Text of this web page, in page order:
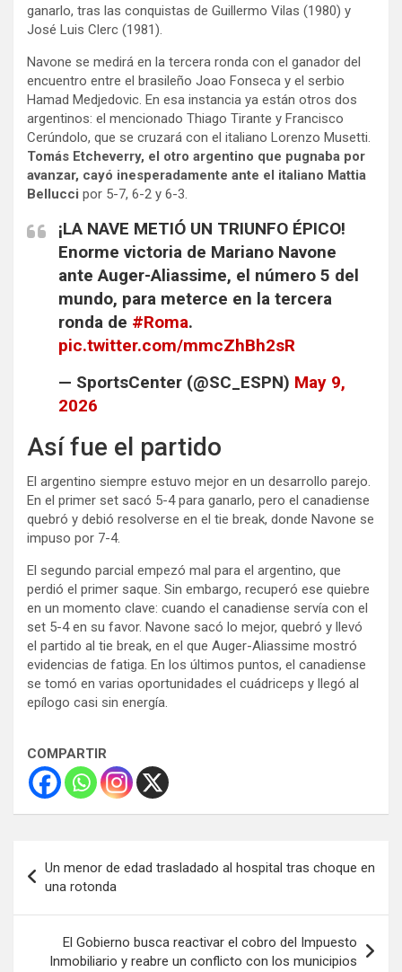
ganarlo, tras las conquistas de Guillermo Vilas (1980) y
José Luis Clerc (1981).
Navone se medirá en la tercera ronda con el ganador del
encuentro entre el brasileño Joao Fonseca y el serbio
Hamad Medjedovic. En esa instancia ya están otros dos
argentinos: el mencionado Thiago Tirante y Francisco
Cerúndolo, que se cruzará con el italiano Lorenzo Musetti.
Tomás Etcheverry, el otro argentino que pugnaba por
avanzar, cayó inesperadamente ante el italiano Mattia
Bellucci por 5-7, 6-2 y 6-3.
¡LA NAVE METIÓ UN TRIUNFO ÉPICO!
Enorme victoria de Mariano Navone
ante Auger-Aliassime, el número 5 del
mundo, para meterce en la tercera
ronda de #Roma.
pic.twitter.com/mmcZhBh2sR
— SportsCenter (@SC_ESPN) May 9,
2026
Así fue el partido
El argentino siempre estuvo mejor en un desarrollo parejo.
En el primer set sacó 5-4 para ganarlo, pero el canadiense
quebró y debió resolverse en el tie break, donde Navone se
impuso por 7-4.
El segundo parcial empezó mal para el argentino, que
perdió el primer saque. Sin embargo, recuperó ese quiebre
en un momento clave: cuando el canadiense servía con el
set 5-4 en su favor. Navone sacó lo mejor, quebró y llevó
el partido al tie break, en el que Auger-Aliassime mostró
evidencias de fatiga. En los últimos puntos, el canadiense
se tomó en varias oportunidades el cuádriceps y llegó al
epílogo casi sin energía.
COMPARTIR
de
entradas
Un menor de edad trasladado al hospital tras choque en
una rotonda
El Gobierno busca reactivar el cobro del Impuesto
Inmobiliario y reabre un conflicto con los municipios